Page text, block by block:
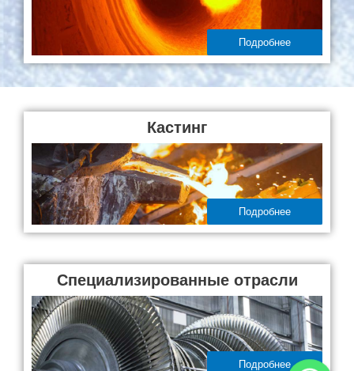
Подробнее
Кастинг
Подробнее
Специализированные отрасли
Подробнее